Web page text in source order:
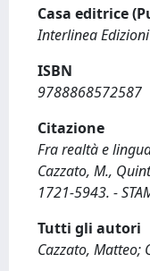
Casa editrice
Interlinea Edizioni
ISBN
9788868572587
Citazione
Fra realtà e
Cazzato, M.,
1721-5943. -
Tutti gli autori
Cazzato, Matteo;